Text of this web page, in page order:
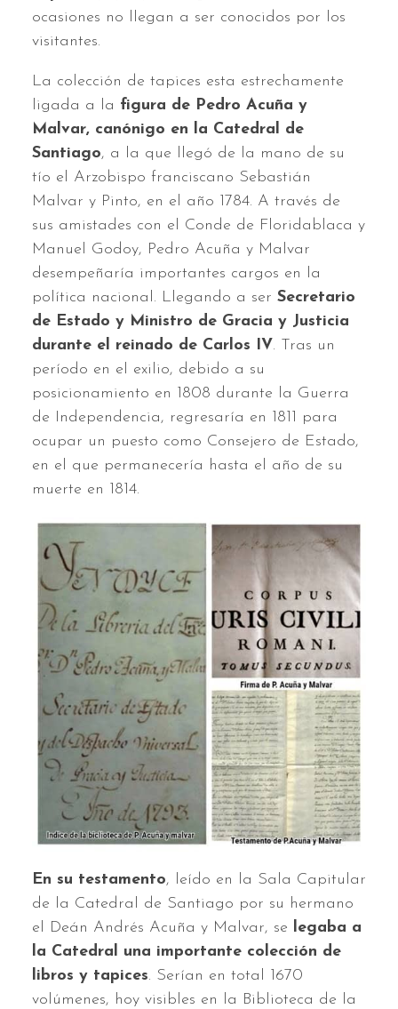
ocasiones no llegan a ser conocidos por los
visitantes.
La colección de tapices esta estrechamente
ligada a la figura de Pedro Acuña y
Malvar, canónigo en la Catedral de
Santiago, a la que llegó de la mano de su
tío el Arzobispo franciscano Sebastián
Malvar y Pinto, en el año 1784. A través de
sus amistades con el Conde de Floridablaca y
Manuel Godoy, Pedro Acuña y Malvar
desempeñaría importantes cargos en la
política nacional. Llegando a ser Secretario
de Estado y Ministro de Gracia y Justicia
durante el reinado de Carlos IV. Tras un
período en el exilio, debido a su
posicionamiento en 1808 durante la Guerra
de Independencia, regresaría en 1811 para
ocupar un puesto como Consejero de Estado,
en el que permanecería hasta el año de su
muerte en 1814.
En su testamento, leído en la Sala Capitular
de la Catedral de Santiago por su hermano
el Deán Andrés Acuña y Malvar, se legaba a
la Catedral una importante colección de
libros y tapices. Serían en total 1670
volúmenes, hoy visibles en la Biblioteca de la